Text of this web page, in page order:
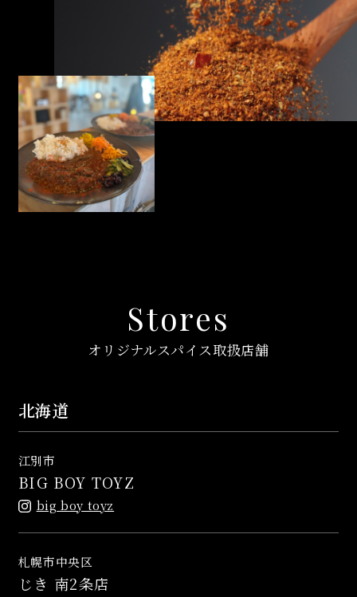
Stores
オリジナルスパイス取扱店舗
北海道
江別市
BIG BOY TOYZ
big boy toyz
札幌市中央区
じき 南2条店